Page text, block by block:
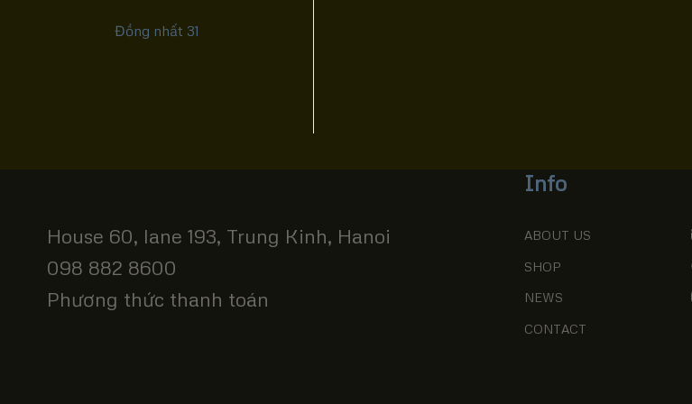
Đồng nhất 31
House 60, lane 193, Trung Kinh, Hanoi
098 882 8600
Phương thức thanh toán
Info
ABOUT US
SHOP
NEWS
CONTACT